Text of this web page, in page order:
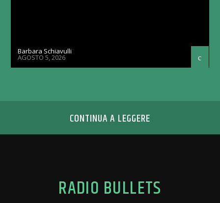
Barbara Schiavulli
AGOSTO 5, 2026
CONTINUA A LEGGERE
RADIO BULLETS